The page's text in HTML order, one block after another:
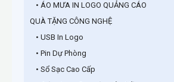
• ÁO MƯA IN LOGO QUẢNG CÁO
QUÀ TẶNG CÔNG NGHỆ
• USB In Logo
• Pin Dự Phòng
• Sổ Sạc Cao Cấp